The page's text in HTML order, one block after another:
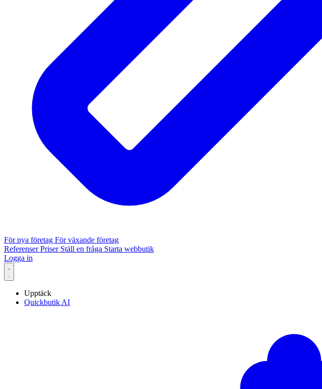
För nya företag För växande företag
ReferenserPriser Ställ en fråga Starta webbutik
Logga in
Upptäck
Quickbutik AI